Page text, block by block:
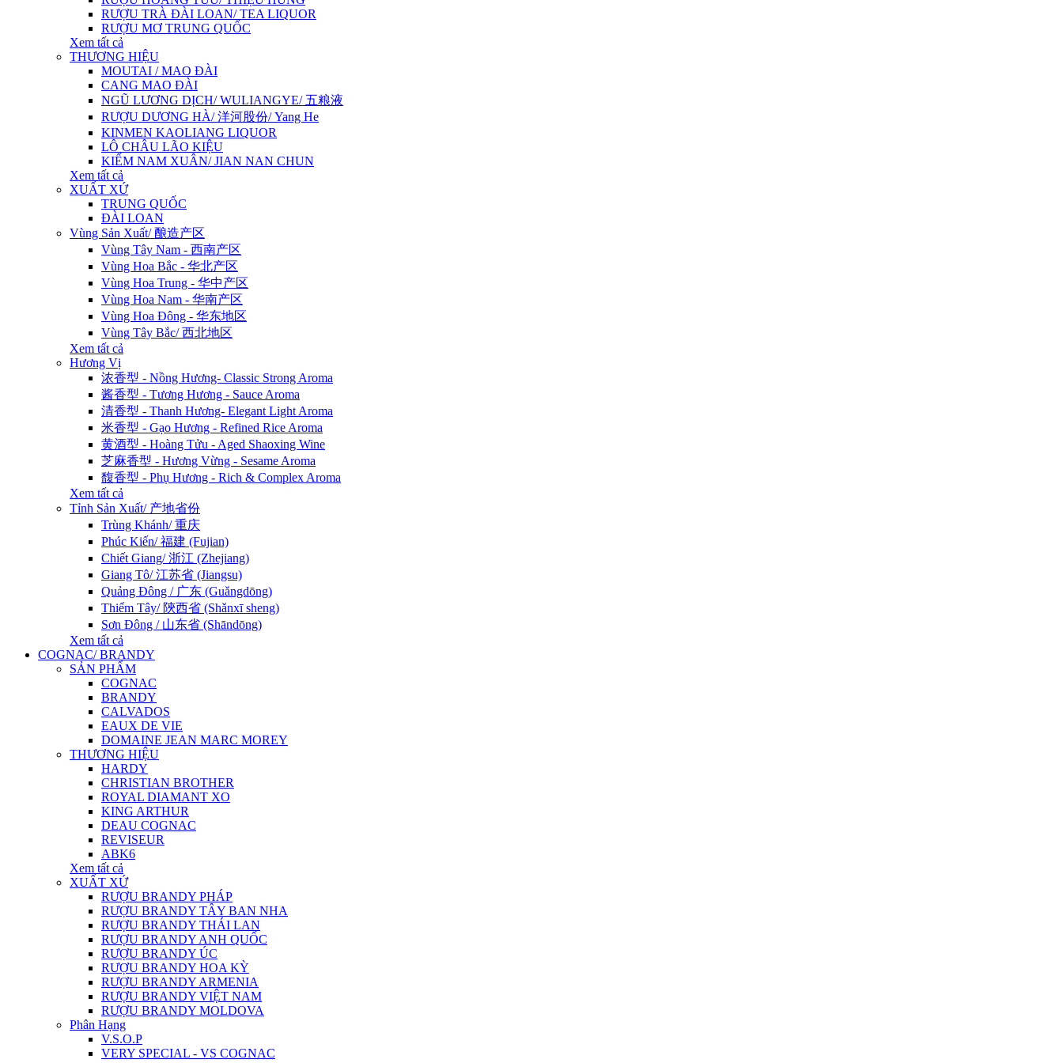
RƯỢU TRÀ ĐÀI LOAN/ TEA LIQUOR
RƯỢU MƠ TRUNG QUỐC
Xem tất cả
THƯƠNG HIỆU
MOUTAI / MAO ĐÀI
CANG MAO ĐÀI
NGŨ LƯƠNG DỊCH/ WULIANGYE/ 五粮液
RƯỢU DƯƠNG HÀ/ 洋河股份/ Yang He
KINMEN KAOLIANG LIQUOR
LÔ CHÂU LÃO KIỆU
KIẾM NAM XUÂN/ JIAN NAN CHUN
Xem tất cả
XUẤT XỨ
TRUNG QUỐC
ĐÀI LOAN
Vùng Sản Xuất/ 酿造产区
Vùng Tây Nam - 西南产区
Vùng Hoa Bắc - 华北产区
Vùng Hoa Trung - 华中产区
Vùng Hoa Nam - 华南产区
Vùng Hoa Đông - 华东地区
Vùng Tây Bắc/ 西北地区
Xem tất cả
Hương Vị
浓香型 - Nồng Hương- Classic Strong Aroma
酱香型 - Tương Hương - Sauce Aroma
清香型 - Thanh Hương- Elegant Light Aroma
米香型 - Gạo Hương - Refined Rice Aroma
黄酒型 - Hoàng Tửu - Aged Shaoxing Wine
芝麻香型 - Hương Vừng - Sesame Aroma
馥香型 - Phụ Hương - Rich & Complex Aroma
Xem tất cả
Tỉnh Sản Xuất/ 产地省份
Trùng Khánh/ 重庆
Phúc Kiến/ 福建 (Fujian)
Chiết Giang/ 浙江 (Zhejiang)
Giang Tô/ 江苏省 (Jiangsu)
Quảng Đông / 广东 (Guǎngdōng)
Thiểm Tây/ 陝西省 (Shǎnxī sheng)
Sơn Đông / 山东省 (Shāndōng)
Xem tất cả
COGNAC/ BRANDY
SẢN PHẨM
COGNAC
BRANDY
CALVADOS
EAUX DE VIE
DOMAINE JEAN MARC MOREY
THƯƠNG HIỆU
HARDY
CHRISTIAN BROTHER
ROYAL DIAMANT XO
KING ARTHUR
DEAU COGNAC
REVISEUR
ABK6
Xem tất cả
XUẤT XỨ
RƯỢU BRANDY PHÁP
RƯỢU BRANDY TÂY BAN NHA
RƯỢU BRANDY THÁI LAN
RƯỢU BRANDY ANH QUỐC
RƯỢU BRANDY ÚC
RƯỢU BRANDY HOA KỲ
RƯỢU BRANDY ARMENIA
RƯỢU BRANDY VIỆT NAM
RƯỢU BRANDY MOLDOVA
Phân Hạng
V.S.O.P
VERY SPECIAL - VS COGNAC